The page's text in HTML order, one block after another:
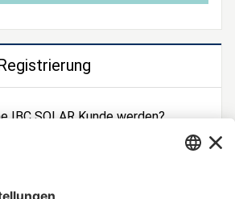
IBC SOLAR Kunde werden?
sich jetzt!